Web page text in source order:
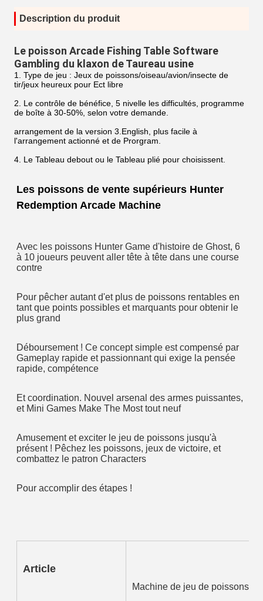
Description du produit
Le poisson Arcade Fishing Table Software
Gambling du klaxon de Taureau usine
1. Type de jeu : Jeux de poissons/oiseau/avion/insecte de
tir/jeux heureux pour Ect libre
2. Le contrôle de bénéfice, 5 nivelle les difficultés, programme
de boîte à 30-50%, selon votre demande.
arrangement de la version 3.English, plus facile à
l'arrangement actionné et de Prorgram.
4. Le Tableau debout ou le Tableau plié pour choisissent.
Les poissons de vente supérieurs Hunter
Redemption Arcade Machine
Avec les poissons Hunter Game d'histoire de Ghost, 6
à 10 joueurs peuvent aller tête à tête dans une course
contre
Pour pêcher autant d'et plus de poissons rentables en
tant que points possibles et marquants pour obtenir le
plus grand
Déboursement ! Ce concept simple est compensé par
Gameplay rapide et passionnant qui exige la pensée
rapide, compétence
Et coordination. Nouvel arsenal des armes puissantes,
et Mini Games Make The Most tout neuf
Amusement et exciter le jeu de poissons jusqu'à
présent ! Pêchez les poissons, jeux de victoire, et
combattez le patron Characters
Pour accomplir des étapes !
Article
Machine de jeu de poissons